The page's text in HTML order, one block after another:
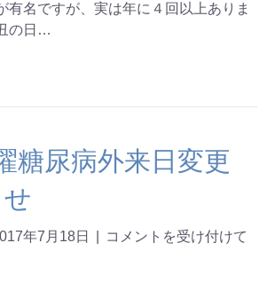
有名ですが、実は年に４回以上ありま
の日…
糖尿病外来日変更
年7月18日
コメントを受け付けて